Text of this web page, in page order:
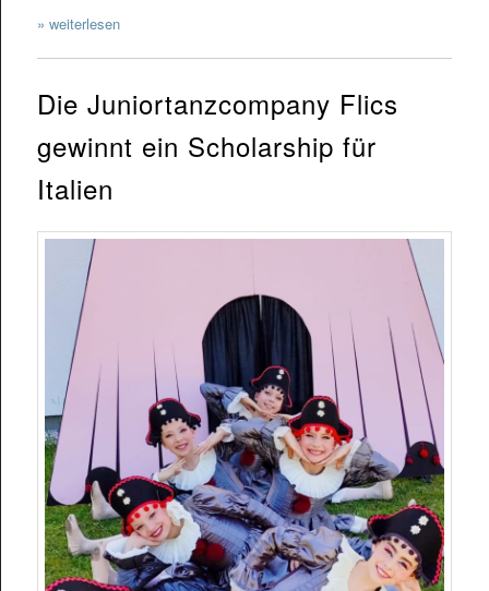
» weiterlesen
Die Juniortanzcompany Flics
gewinnt ein Scholarship für
Italien